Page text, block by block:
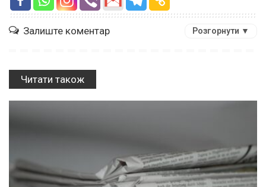
Залиште коментар Розгорнути ▼
Читати також